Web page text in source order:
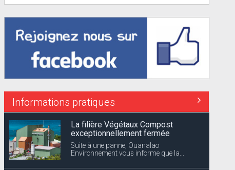
Informations pratiques
La filière Végétaux Compost
exceptionnellement fermée
Suite à une panne, Ouanalao
Environnement vous informe que la...